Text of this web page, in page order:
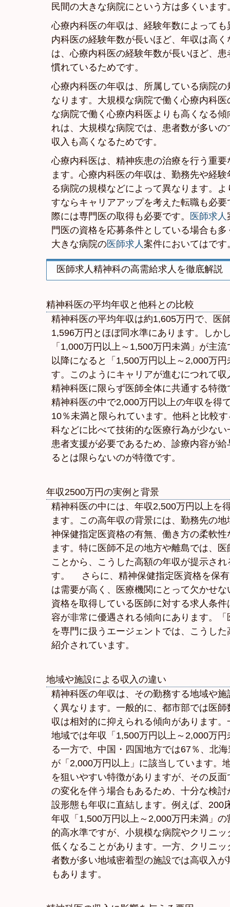
民間の大きな病院にという方は多くいます
心療内科医の年収は、経験年数によって
内科医の経験年数が長いほど、年収は高
は、心療内科医の経験年数が長いほど、
慣れているためです。
心療内科医の年収は、所属している病院
なります。大規模な病院で働く心療内科
な病院で働く心療内科医よりも高くなる
れは、大規模な病院では、患者数が多い
収入も高くなるためです。
心療内科医は、精神疾患の治療を行う重
ます。心療内科医の年収は、勤務先や経
る病院の規模などによって異なります。
すならキャリアアップを考えた転職も必
際には専門医の取得も必要です。
医師求人
門医の資格を応募条件としている場合も
大きな病院の医師求人案件においてはです
医師求人精神科の高需給求人を徹底解説
精神科医の平均年収と他科との比較
精神科医の平均年収は約1,605万円で、医
1,596万円とほぼ同水準にあります。しか
「1,000万円以上～1,500万円未満」が主
以降になると「1,500万円以上～2,000万
す。このようにキャリアが進むにつれて
精神科医に限らず医師全体に共通する特
精神科医の中で2,000万円以上の年収を得
10％未満と限られています。他科と比較
科などに比べて技術的な医療行為が少な
患者支援が必要であるため、診療内容が
るとは限らないのが特徴です。
年収2500万円の実例と背景
精神科医の中には、年収2,500万円以上を
ます。この高年収の背景には、勤務先の
神保健指定医資格の有無、働き方の柔軟
ます。特に医師不足の地方や離島では、
ことから、こうした高額の年収が提示さ
す。 さらに、精神保健指定医資格を保
は需要が高く、医療機関にとって欠かせ
資格を取得している医師に対する求人条
容が非常に優遇される傾向にあります。
を専門に扱うエージェントでは、こうし
紹介されています。
地域や施設による収入の違い
精神科医の年収は、その勤務する地域や
く異なります。一般的に、都市部では医
収は相対的に抑えられる傾向があります
地域では年収「1,500万円以上～2,000万
る一方で、中国・四国地方では67％、北
が「2,000万円以上」に該当しています。
を狙いやすい特徴がありますが、その反
の変化を伴う場合もあるため、十分な検
設形態も年収に直結します。例えば、200
年収「1,500万円以上～2,000万円未満」
的高水準ですが、小規模な病院やクリニ
低くなることがあります。一方、クリニ
者数が多い地域密着型の施設では高収入
もあります。